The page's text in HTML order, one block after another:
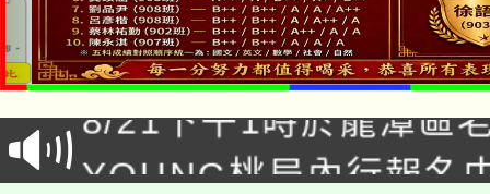
「本色祭」8/29、30在
場熱烈登場!
徵才活動。
YOUNG桃局內行報名